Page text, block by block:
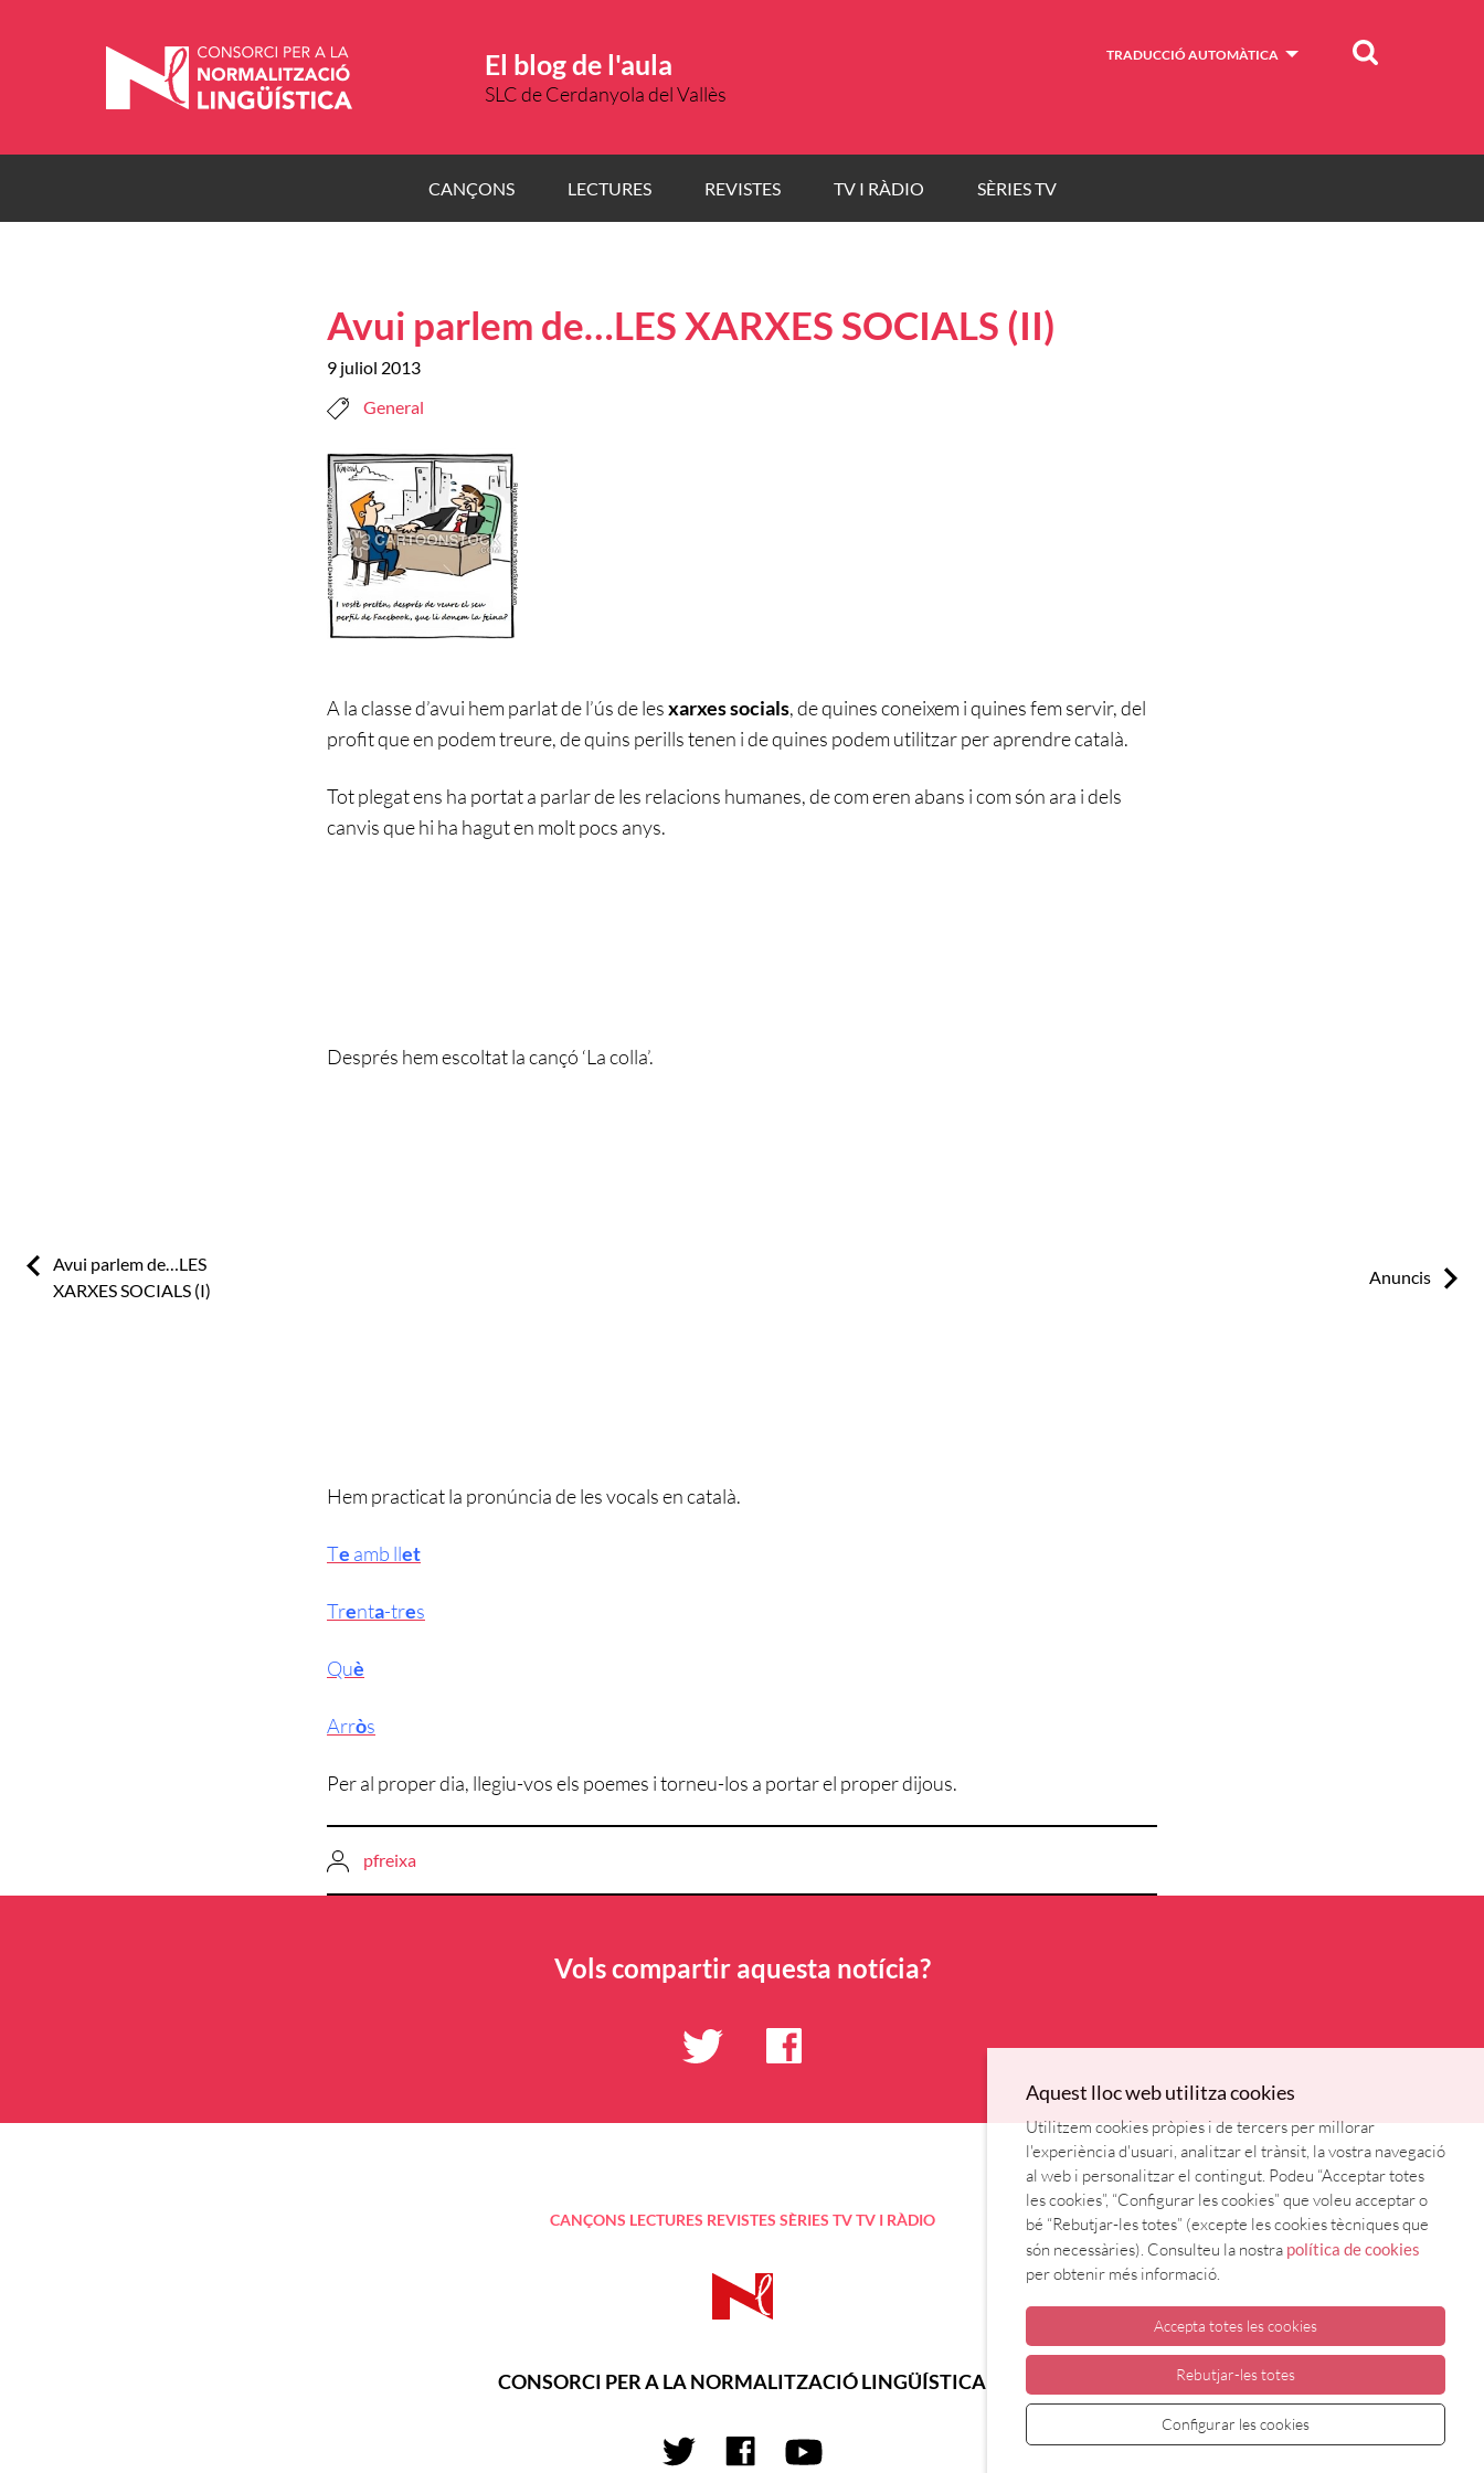
El blog de l'aula
SLC de Cerdanyola del Vallès
TRADUCCIÓ AUTOMÀTICA Cercar
CANÇONS LECTURES REVISTES TV I RÀDIO SÈRIES TV
Avui parlem de…LES XARXES SOCIALS (II)
9 juliol 2013
General
A la classe d’avui hem parlat de l’ús de lesxarxes socials, de quines coneixem i quines fem servir, del
profit que en podem treure, de quins perills tenen i de quines podem utilitzar per aprendre català.
Tot plegat ens ha portat a parlar de les relacions humanes, de com eren abans i com són ara i dels
canvis que hi ha hagut en molt pocs anys.
Després hem escoltat la cançó ‘La colla’.
Hem practicat la pronúncia de les vocals en català.
Te amb llet
Trenta-tres
Què
Arròs
Per al proper dia, llegiu-vos els poemes i torneu-los a portar el proper dijous.
pfreixa
Previous:
Avui parlem de…LES
XARXES SOCIALS (I)
Next:
Anuncis
Vols compartir aquesta notícia?
CANÇONS LECTURES REVISTES SÈRIES TV TV I RÀDIO
CONSORCI PER A LA NORMALITZACIÓ LINGÜÍSTICA
Aquest lloc web utilitza cookies
Utilitzem cookies pròpies i de tercers per millorar
l'experiència d'usuari, analitzar el trànsit, la vostra navegació
al web i personalitzar el contingut. Podeu “Acceptar totes
les cookies”, “Configurar les cookies” que voleu acceptar o
bé “Rebutjar-les totes” (excepte les cookies tècniques que
són necessàries). Consulteu la nostra política de cookies
per obtenir més informació.
Accepta totes les cookies
Rebutjar-les totes
Configurar les cookies